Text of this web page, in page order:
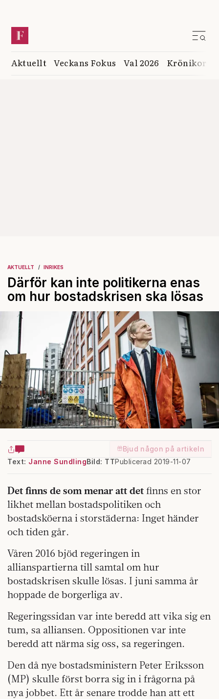
Aktuellt Veckans Fokus Val 2026 Krönikor
AKTUELLT INRIKES
Därför kan inte politikerna enas
om hur bostadskrisen ska lösas
Bjud någon på artikeln
Text: Janne Sundling Publicerad 2019-11-07
Bild: TT
Det finns de som menar att det finns en stor
likhet mellan bostadspolitiken och
bostadsköerna i storstäderna: Inget händer
och tiden går.
Våren 2016 bjöd regeringen in
allianspartierna till samtal om hur
bostadskrisen skulle lösas. I juni samma år
hoppade de borgerliga av.
Regeringssidan var inte beredd att vika sig en
tum, sa alliansen. Oppositionen var inte
beredd att närma sig oss, sa regeringen.
Den då nye bostadsministern Peter Eriks­son
(MP) skulle först borra sig in i frågorna på
nya jobbet. Ett år senare trodde han att ett